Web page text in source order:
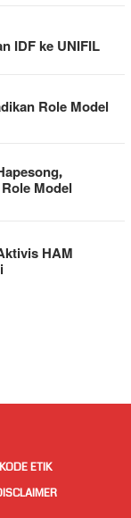
IDF ke UNIFIL
Role Model
Model
HAM
KODE ETIK